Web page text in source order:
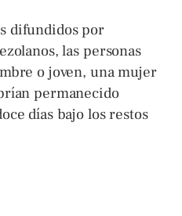
difundidos por
las personas
o joven, una mujer
permanecido
días bajo los restos